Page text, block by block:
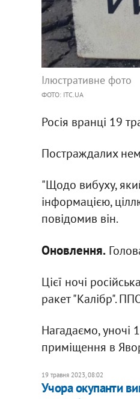
Ілюстративне фото
ФОТО: ITC.UA
Росія вранці 19
Постраждалих
"Щодо вибуху,
інформацією,
повідомив він.
Оновлення.
Цієї ночі
ракет "Калібр".
Нагадаємо, уночі
приміщення в
19 травня 2023, 08:02
Учора окупанти